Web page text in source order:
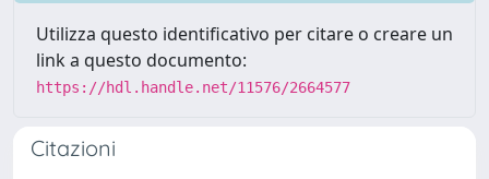
Utilizza questo identificativo per citare o creare un
link a questo documento:
https://hdl.handle.net/11576/2664577
Citazioni